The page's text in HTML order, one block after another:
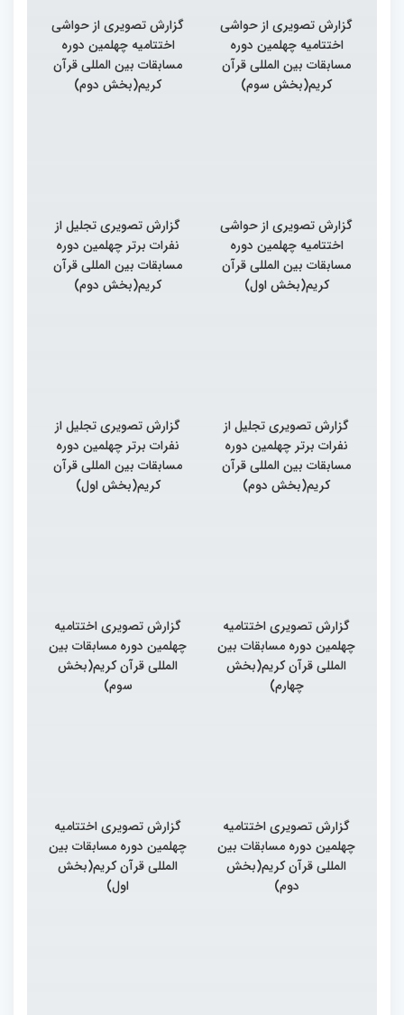
گزارش تصویری از حواشی
اختتامیه چهلمین دوره
مسابقات بین المللی قرآن
کریم(بخش سوم)
گزارش تصویری از حواشی
اختتامیه چهلمین دوره
مسابقات بین المللی قرآن
کریم(بخش دوم)
گزارش تصویری از حواشی
اختتامیه چهلمین دوره
مسابقات بین المللی قرآن
کریم(بخش اول)
گزارش تصویری تجلیل از
نفرات برتر چهلمین دوره
مسابقات بین المللی قرآن
کریم(بخش دوم)
گزارش تصویری تجلیل از
نفرات برتر چهلمین دوره
مسابقات بین المللی قرآن
کریم(بخش دوم)
گزارش تصویری تجلیل از
نفرات برتر چهلمین دوره
مسابقات بین المللی قرآن
کریم(بخش اول)
گزارش تصویری اختتامیه
چهلمین دوره مسابقات بین
المللی قرآن کریم(بخش
چهارم)
گزارش تصویری اختتامیه
چهلمین دوره مسابقات بین
المللی قرآن کریم(بخش
سوم)
گزارش تصویری اختتامیه
چهلمین دوره مسابقات بین
المللی قرآن کریم(بخش
دوم)
گزارش تصویری اختتامیه
چهلمین دوره مسابقات بین
المللی قرآن کریم(بخش
اول)